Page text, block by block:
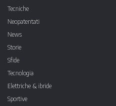
Tecniche
Neopatentati
News
Storie
Sfide
Tecnologia
Elettriche & ibride
Sportive